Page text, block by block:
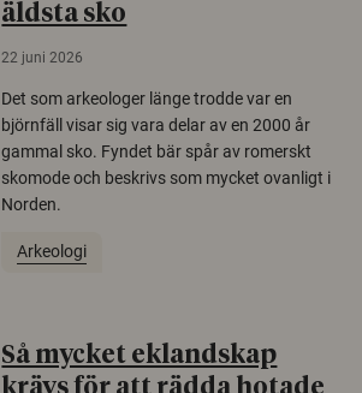
äldsta sko
22 juni 2026
Det som arkeologer länge trodde var en
björnfäll visar sig vara delar av en 2000 år
gammal sko. Fyndet bär spår av romerskt
skomode och beskrivs som mycket ovanligt i
Norden.
Arkeologi
Så mycket eklandskap